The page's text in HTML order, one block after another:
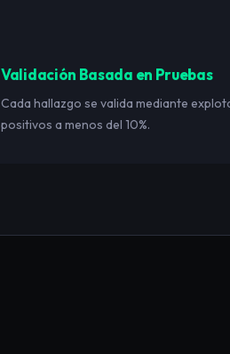
Validación Basada en Pruebas
Cada hallazgo se valida mediante
positivos a menos del 10%.